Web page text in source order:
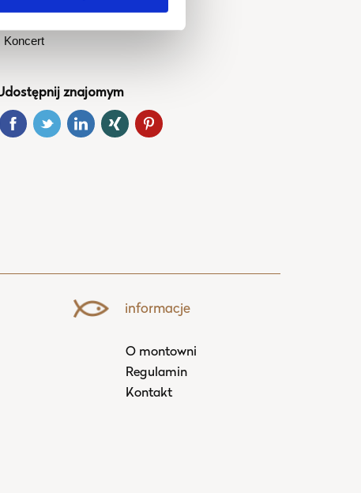
imprezy
Koncert
znajomym
informacje
O montowni
Regulamin
Kontakt